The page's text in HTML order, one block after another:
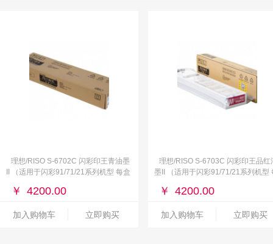
理想/RISO S-6702C 闪彩印王青油墨
II （适用于闪彩91/71/21系列机型 每盒
￥ 4200.00
加入购物车 立即购买
理想/RISO S-6703C 闪彩印王品红
墨II （适用于闪彩91/71/21系列机型
￥ 4200.00
加入购物车 立即购买